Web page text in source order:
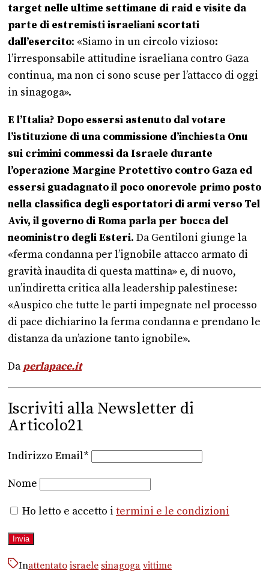
target nelle ultime settimane di raid e visite da
parte di estremisti israeliani scortati
dall’esercito: «Siamo in un circolo vizioso:
l’irresponsabile attitudine israeliana contro Gaza
continua, ma non ci sono scuse per l’attacco di oggi
in sinagoga».
E l’Italia? Dopo essersi astenuto dal votare
l’istituzione di una commissione d’inchiesta Onu
sui crimini commessi da Israele durante
l’operazione Margine Protettivo contro Gaza ed
essersi guadagnato il poco onorevole primo posto
nella classifica degli esportatori di armi verso Tel
Aviv, il governo di Roma parla per bocca del
neoministro degli Esteri. Da Gentiloni giunge la
«ferma condanna per l’ignobile attacco armato di
gravità inaudita di questa mattina» e, di nuovo,
un’indiretta critica alla leadership palestinese:
«Auspico che tutte le parti impegnate nel processo
di pace dichiarino la ferma condanna e prendano le
distanza da un’azione tanto ignobile».
Daperlapace.it
Iscriviti alla Newsletter di
Articolo21
Indirizzo Email*
Nome
Ho letto e accetto i termini e le condizioni
Inattentato israele sinagoga vittime